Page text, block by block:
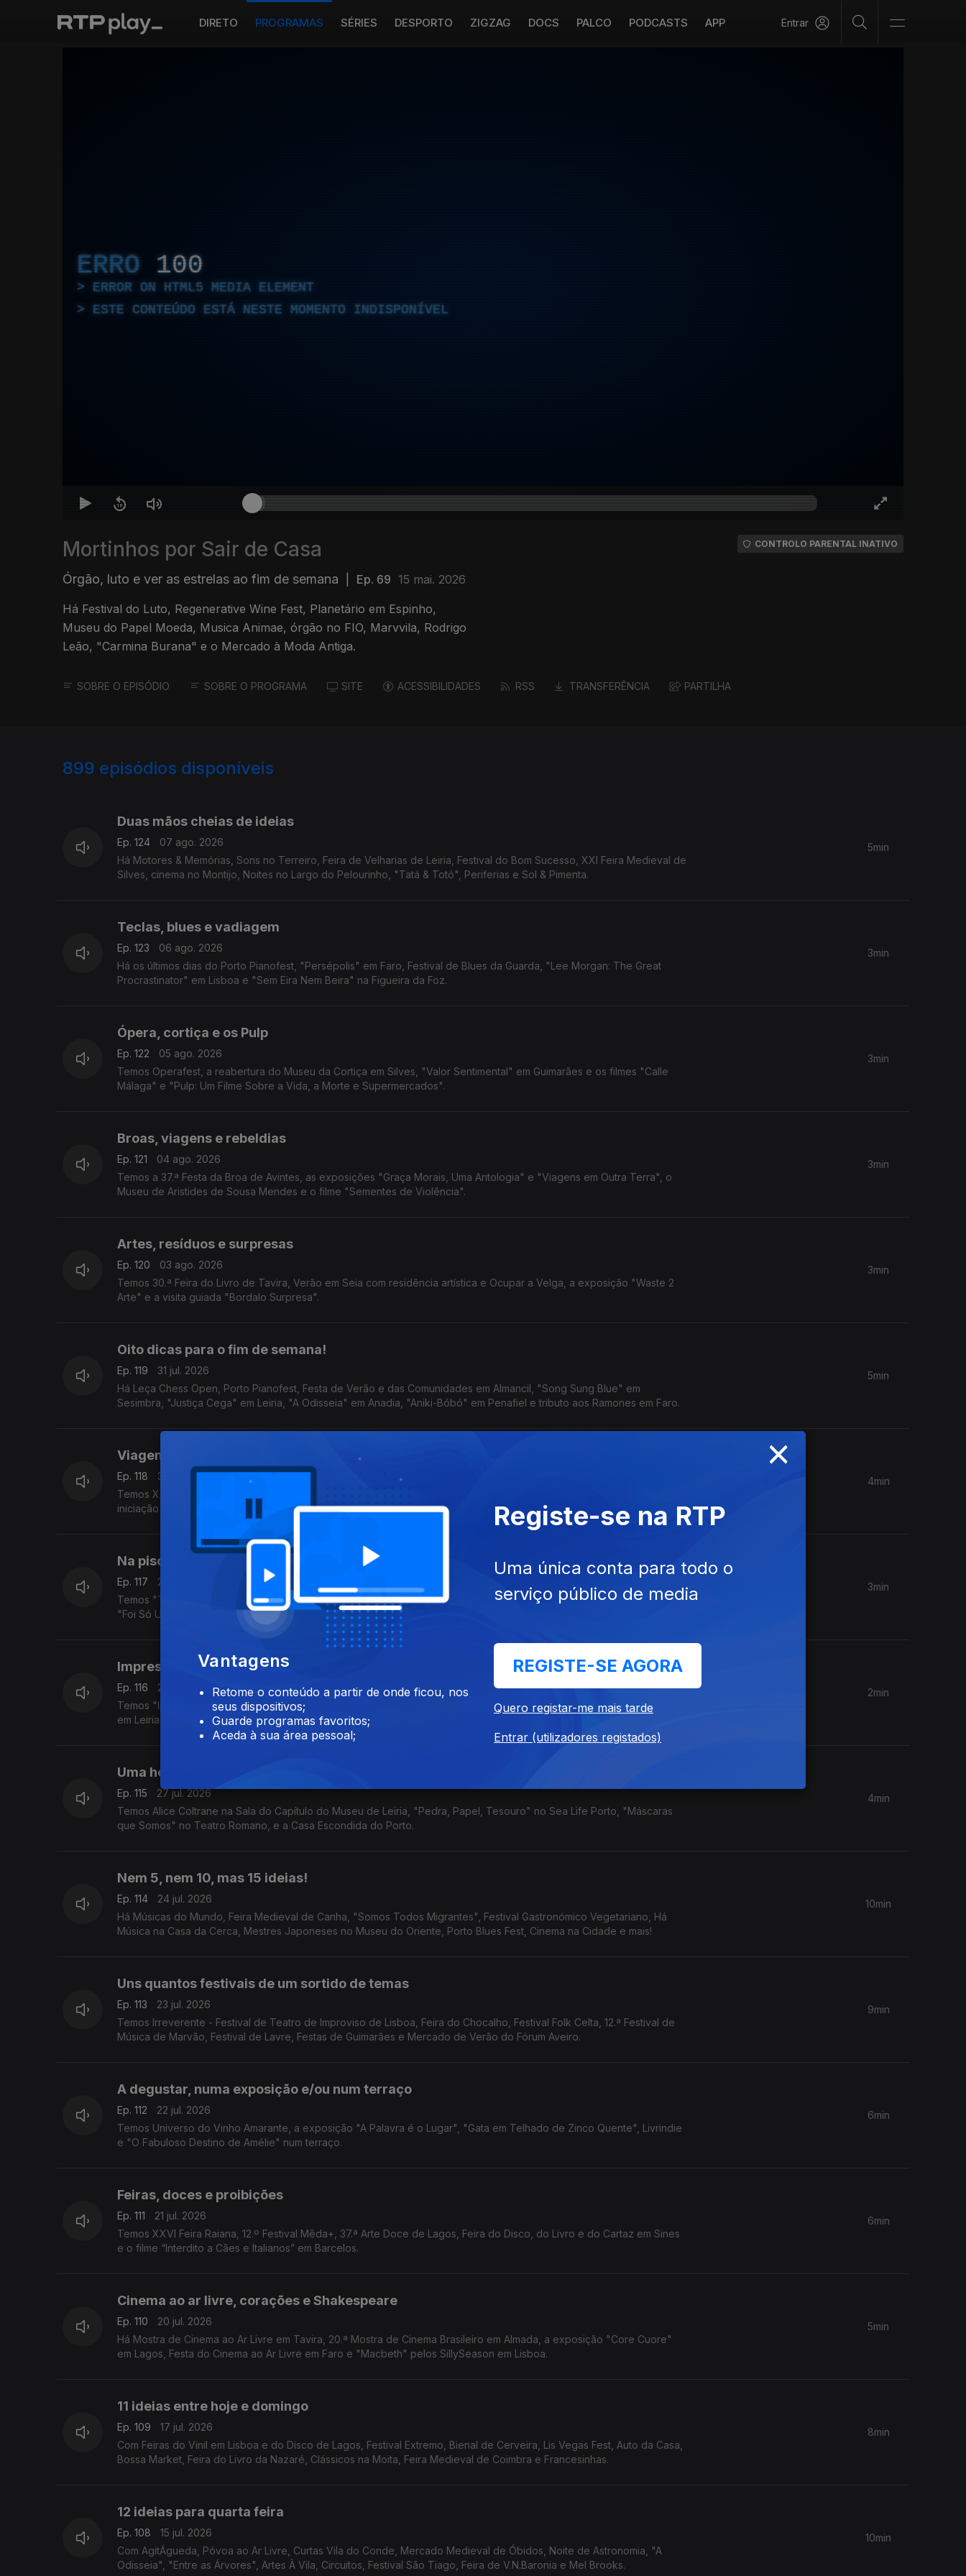
DIRETO PROGRAMAS SÉRIES DESPORTO ZIGZAG DOCS PALCO PODCASTS APP Entrar
ERRO 100
ERROR ON HTML5 MEDIA ELEMENT
ESTE CONTEÚDO ESTÁ NESTE MOMENTO INDISPONÍVEL
Mortinhos por Sair de Casa
Órgão, luto e ver as estrelas ao fim de semana Ep. 69 15 mai. 2026
Há Festival do Luto, Regenerative Wine Fest, Planetário em Espinho,
Museu do Papel Moeda, Musica Animae, órgão no FIO, Marvvila, Rodrigo
Leão, "Carmina Burana" e o Mercado à Moda Antiga.
CONTROLO PARENTAL INATIVO
SOBRE O EPISÓDIO SOBRE O PROGRAMA SITE ACESSIBILIDADES RSS TRANSFERÊNCIA PARTILHA
899 episódios disponíveis
Duas mãos cheias de ideias
Ep. 124
07 ago. 2026
Há Motores & Memórias, Sons no Terreiro, Feira de Velharias de Leiria, Festival do Bom Sucesso, XXI Feira Medieval de
Silves, cinema no Montijo, Noites no Largo do Pelourinho, "Tatá & Totó", Periferias e Sol & Pimenta.
5min
Teclas, blues e vadiagem
Ep. 123
06 ago. 2026
Há os últimos dias do Porto Pianofest, "Persépolis" em Faro, Festival de Blues da Guarda, "Lee Morgan: The Great
Procrastinator" em Lisboa e "Sem Eira Nem Beira" na Figueira da Foz.
3min
Ópera, cortiça e os Pulp
Ep. 122
05 ago. 2026
Temos Operafest, a reabertura do Museu da Cortiça em Silves, "Valor Sentimental" em Guimarães e os filmes "Calle
Málaga" e "Pulp: Um Filme Sobre a Vida, a Morte e Supermercados".
3min
Broas, viagens e rebeldias
Ep. 121
04 ago. 2026
Temos a 37.ª Festa da Broa de Avintes, as exposições "Graça Morais, Uma Antologia" e "Viagens em Outra Terra", o
Museu de Aristides de Sousa Mendes e o filme "Sementes de Violência".
3min
Artes, resíduos e surpresas
Ep. 120
03 ago. 2026
Temos 30.ª Feira do Livro de Tavira, Verão em Seia com residência artística e Ocupar a Velga, a exposição "Waste 2
Arte" e a visita guiada "Bordalo Surpresa".
3min
Oito dicas para o fim de semana!
Ep. 119
31 jul. 2026
Há Leça Chess Open, Porto Pianofest, Festa de Verão e das Comunidades em Almancil, "Song Sung Blue" em
Sesimbra, "Justiça Cega" em Leiria, "A Odisseia" em Anadia, "Aniki-Bóbó" em Penafiel e tributo aos Ramones em Faro.
5min
Viagem medieval, cerâmica e a história de um palco
Ep. 118
30 jul. 2026
Temos XXIX Viagem Medieval em Terra de Santa Maria, o fim da 20.ª Mostra de Cinema Brasileiro de Almada, aula de
iniciação à cerâmica em Albufeira e visitas ao Theatro Gil Vicente em Barcelos.
4min
Na piscina, com revelações e descontrolo
Ep. 117
29 jul. 2026
Temos "The Swimming Pool Party" em Lisboa, "O Dia da Revelação" em Alcobaça, "Laura - Está Tudo Sob Controlo" e
"Foi Só Um Acidente" em Guimarães.
3min
Impressões, quedas e margens
Ep. 116
28 jul. 2026
Temos "Impressive Monet & Brilliant Klimt" no Porto e em Lisboa, a exposição "Margem Muda" no Fundão, "On Falling"
em Leiria e "Três Vezes Adeus" no Sardoal.
2min
Uma homenageada, um tesouro e uma casa escondida
Ep. 115
27 jul. 2026
Temos Alice Coltrane na Sala do Capítulo do Museu de Leiria, "Pedra, Papel, Tesouro" no Sea Life Porto, "Máscaras
que Somos" no Teatro Romano, e a Casa Escondida do Porto.
4min
Nem 5, nem 10, mas 15 ideias!
Ep. 114
24 jul. 2026
Há Músicas do Mundo, Feira Medieval de Canha, "Somos Todos Migrantes", Festival Gastronómico Vegetariano, Há
Música na Casa da Cerca, Mestres Japoneses no Museu do Oriente, Porto Blues Fest, Cinema na Cidade e mais!
10min
Uns quantos festivais de um sortido de temas
Ep. 113
23 jul. 2026
Temos Irreverente - Festival de Teatro de Improviso de Lisboa, Feira do Chocalho, Festival Folk Celta, 12.ª Festival de
Música de Marvão, Festival de Lavre, Festas de Guimarães e Mercado de Verão do Fórum Aveiro.
9min
A degustar, numa exposição e/ou num terraço
Ep. 112
22 jul. 2026
Temos Universo do Vinho Amarante, a exposição "A Palavra é o Lugar", "Gata em Telhado de Zinco Quente", Livrindie
e "O Fabuloso Destino de Amélie" num terraço.
6min
Feiras, doces e proibições
Ep. 111
21 jul. 2026
Temos XXVI Feira Raiana, 12.º Festival Mêda+, 37.ª Arte Doce de Lagos, Feira do Disco, do Livro e do Cartaz em Sines
e o filme “Interdito a Cães e Italianos” em Barcelos.
6min
Cinema ao ar livre, corações e Shakespeare
Ep. 110
20 jul. 2026
Há Mostra de Cinema ao Ar Livre em Tavira, 20.ª Mostra de Cinema Brasileiro em Almada, a exposição "Core Cuore"
em Lagos, Festa do Cinema ao Ar Livre em Faro e "Macbeth" pelos SillySeason em Lisboa.
5min
11 ideias entre hoje e domingo
Ep. 109
17 jul. 2026
Com Feiras do Vinil em Lisboa e do Disco de Lagos, Festival Extremo, Bienal de Cerveira, Lis Vegas Fest, Auto da Casa,
Bossa Market, Feira do Livro da Nazaré, Clássicos na Moita, Feira Medieval de Coimbra e Francesinhas.
8min
12 ideias para quarta feira
Ep. 108
15 jul. 2026
Com AgitÁgueda, Póvoa ao Ar Livre, Curtas Vila do Conde, Mercado Medieval de Óbidos, Noite de Astronomia, "A
Odisseia", "Entre as Árvores", Artes À Vila, Circuitos, Festival São Tiago, Feira de V.N.Baronia e Mel Brooks.
10min
×
Vantagens
Retome o conteúdo a partir de onde ficou, nos
seus dispositivos;
Guarde programas favoritos;
Aceda à sua área pessoal;
Registe-se na RTP
Uma única conta para todo o
serviço público de media
REGISTE-SE AGORA
Quero registar-me mais tarde
Entrar (utilizadores registados)